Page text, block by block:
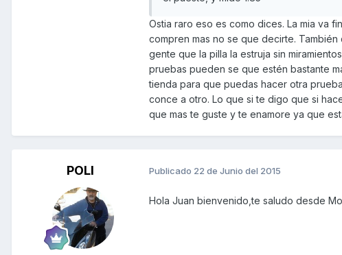
Ostia raro eso es como dices. La mia va
compren mas no se que decirte.
gente que la pilla la estruja sin
pruebas pueden se que estén bastante
tienda para que puedas hacer otra
conce a otro. Lo que si te digo que si
que mas te guste y te enamore ya que
POLI Publicado 22 de Junio del 2015
Hola Juan bienvenido,te saludo desde